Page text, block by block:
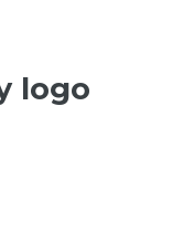
logo